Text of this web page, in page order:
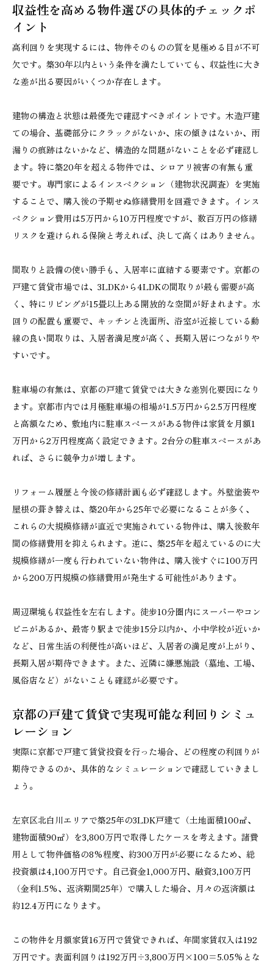
収益性を高める物件選びの具体的チェックポ
イント
高利回りを実現するには、物件そのものの質を見極める目が不可
欠です。築30年以内という条件を満たしていても、収益性に大き
な差が出る要因がいくつか存在します。
建物の構造と状態は最優先で確認すべきポイントです。木造戸建
ての場合、基礎部分にクラックがないか、床の傾きはないか、雨
漏りの痕跡はないかなど、構造的な問題がないことを必ず確認し
ます。特に築20年を超える物件では、シロアリ被害の有無も重
要です。専門家によるインスペクション（建物状況調査）を実施
することで、購入後の予期せぬ修繕費用を回避できます。インス
ペクション費用は5万円から10万円程度ですが、数百万円の修繕
リスクを避けられる保険と考えれば、決して高くはありません。
間取りと設備の使い勝手も、入居率に直結する要素です。京都の
戸建て賃貸市場では、3LDKから4LDKの間取りが最も需要が高
く、特にリビングが15畳以上ある開放的な空間が好まれます。水
回りの配置も重要で、キッチンと洗面所、浴室が近接している動
線の良い間取りは、入居者満足度が高く、長期入居につながりや
すいです。
駐車場の有無は、京都の戸建て賃貸では大きな差別化要因になり
ます。京都市内では月極駐車場の相場が1.5万円から2.5万円程度
と高額なため、敷地内に駐車スペースがある物件は家賃を月額1
万円から2万円程度高く設定できます。2台分の駐車スペースがあ
れば、さらに競争力が増します。
リフォーム履歴と今後の修繕計画も必ず確認します。外壁塗装や
屋根の葺き替えは、築20年から25年で必要になることが多く、
これらの大規模修繕が直近で実施されている物件は、購入後数年
間の修繕費用を抑えられます。逆に、築25年を超えているのに大
規模修繕が一度も行われていない物件は、購入後すぐに100万円
から200万円規模の修繕費用が発生する可能性があります。
周辺環境も収益性を左右します。徒歩10分圏内にスーパーやコン
ビニがあるか、最寄り駅まで徒歩15分以内か、小中学校が近いか
など、日常生活の利便性が高いほど、入居者の満足度が上がり、
長期入居が期待できます。また、近隣に嫌悪施設（墓地、工場、
風俗店など）がないことも確認が必要です。
京都の戸建て賃貸で実現可能な利回りシミュ
レーション
実際に京都で戸建て賃貸投資を行った場合、どの程度の利回りが
期待できるのか、具体的なシミュレーションで確認していきまし
ょう。
左京区北白川エリアで築25年の3LDK戸建て（土地面積100㎡、
建物面積90㎡）を3,800万円で取得したケースを考えます。諸費
用として物件価格の8%程度、約300万円が必要になるため、総
投資額は4,100万円です。自己資金1,000万円、融資3,100万円
（金利1.5%、返済期間25年）で購入した場合、月々の返済額は
約12.4万円になります。
この物件を月額家賃16万円で賃貸できれば、年間家賃収入は192
万円です。表面利回りは192万円÷3,800万円×100=5.05%とな